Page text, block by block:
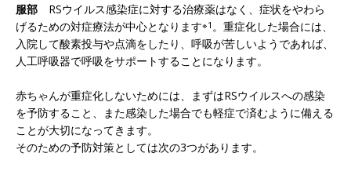
服部 RSウイルス感染症に対する治療薬はなく、症状をやわら
げるための対症療法が中心となります※1 。重症化した場合には、
入院して酸素投与や点滴をしたり、呼吸が苦しいようであれば、
人工呼吸器で呼吸をサポートすることになります。
赤ちゃんが重症化しないためには、まずはRSウイルスへの感染
を予防すること、また感染した場合でも軽症で済むように備える
ことが大切になってきます。
そのための予防対策としては次の3つがあります。